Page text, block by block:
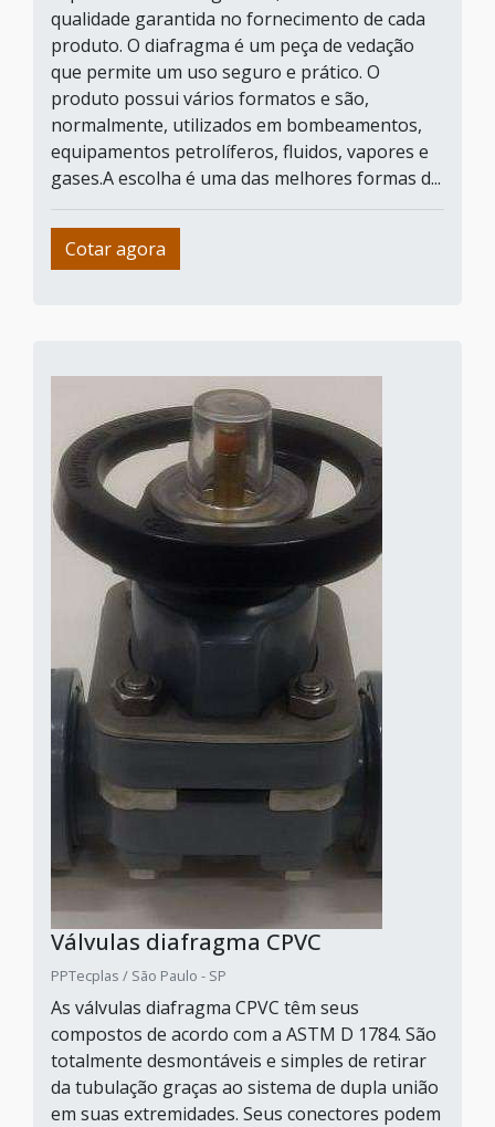
qualidade garantida no fornecimento de cada
produto. O diafragma é um peça de vedação
que permite um uso seguro e prático. O
produto possui vários formatos e são,
normalmente, utilizados em bombeamentos,
equipamentos petrolíferos, fluidos, vapores e
gases.A escolha é uma das melhores formas d...
Cotar agora
Válvulas diafragma CPVC
PPTecplas / São Paulo - SP
As válvulas diafragma CPVC têm seus
compostos de acordo com a ASTM D 1784. São
totalmente desmontáveis e simples de retirar
da tubulação graças ao sistema de dupla união
em suas extremidades. Seus conectores podem